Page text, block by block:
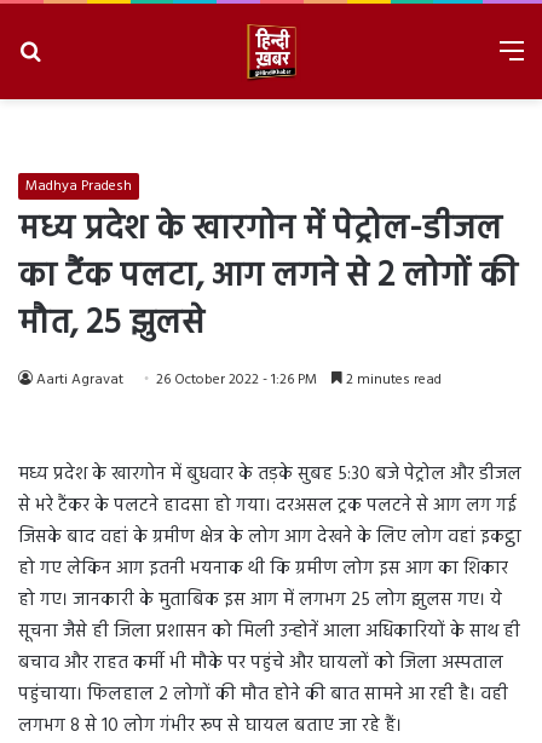
Madhya Pradesh
मध्य प्रदेश के खारगोन में पेट्रोल-डीजल
का टैंक पलटा, आग लगने से 2 लोगों की
मौत, 25 झुलसे
Aarti Agravat 26 October 2022 - 1:26 PM 2 minutes read
मध्य प्रदेश के खारगोन में बुधवार के तड़के सुबह 5:30 बजे पेट्रोल और डीजल
से भरे टैंकर के पलटने हादसा हो गया। दरअसल ट्रक पलटने से आग लग गई
जिसके बाद वहां के ग्रमीण क्षेत्र के लोग आग देखने के लिए लोग वहां इकट्ठा
हो गए लेकिन आग इतनी भयनाक थी कि ग्रमीण लोग इस आग का शिकार
हो गए। जानकारी के मुताबिक इस आग में लगभग 25 लोग झुलस गए। ये
सूचना जैसे ही जिला प्रशासन को मिली उन्होनें आला अधिकारियों के साथ ही
बचाव और राहत कर्मी भी मौके पर पहुंचे और घायलों को जिला अस्पताल
पहुंचाया। फिलहाल 2 लोगों की मौत होने की बात सामने आ रही है। वही
लगभग 8 से 10 लोग गंभीर रूप से घायल बताए जा रहे हैं।